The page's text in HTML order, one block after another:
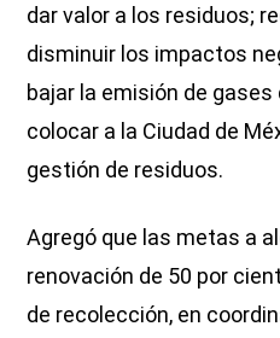
dar valor a los residuos;
disminuir los impactos
bajar la emisión de
colocar a la Ciudad de
gestión de residuos.
Agregó que las metas a
renovación de 50 por
de recolección, en